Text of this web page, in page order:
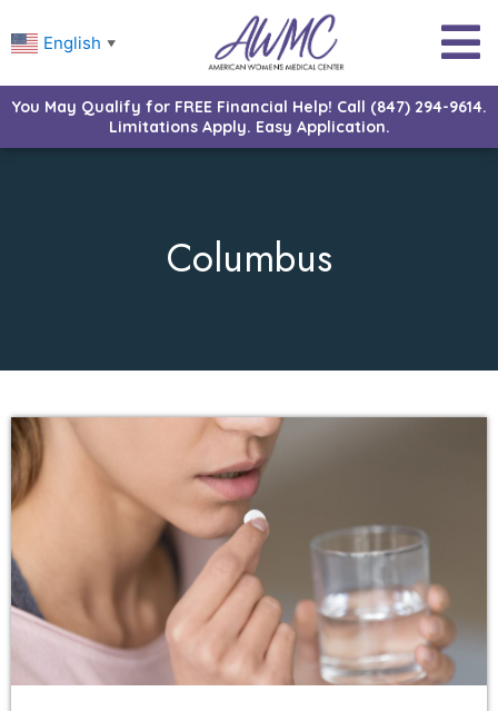
English ▼
You May Qualify for FREE Financial Help! Call (847) 294-9614.
Limitations Apply. Easy Application.
Columbus